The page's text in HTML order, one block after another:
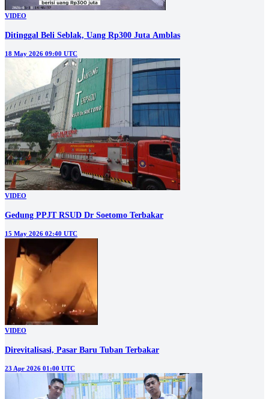
VIDEO
Ditinggal Beli Seblak, Uang Rp300 Juta Amblas
18 May 2026 09:00 UTC
VIDEO
Gedung PPJT RSUD Dr Soetomo Terbakar
15 May 2026 02:40 UTC
VIDEO
Direvitalisasi, Pasar Baru Tuban Terbakar
23 Apr 2026 01:00 UTC